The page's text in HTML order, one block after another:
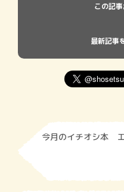
この記
最新記事
今月のイチオシ本